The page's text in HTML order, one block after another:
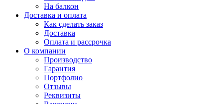
На балкон
Доставка и оплата
Как сделать заказ
Доставка
Оплата и рассрочка
О компании
Производство
Гарантия
Портфолио
Отзывы
Реквизиты